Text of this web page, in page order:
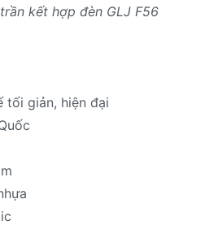
kết hợp đèn GLJ F56
tối giản, hiện đại